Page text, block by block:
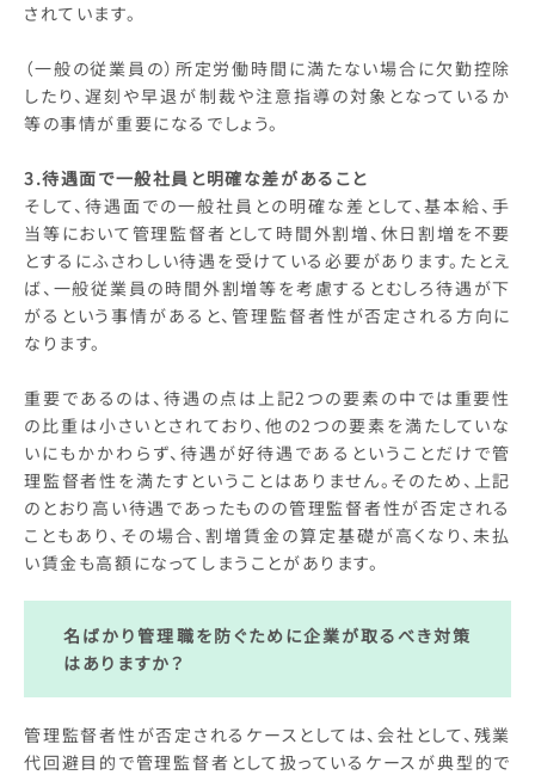
されています。
（一般の従業員の）所定労働時間に満たない場合に欠勤控除
したり、遅刻や早退が制裁や注意指導の対象となっているか
等の事情が重要になるでしょう。
3.待遇面で一般社員と明確な差があること
そして、待遇面での一般社員との明確な差として、基本給、手
当等において管理監督者として時間外割増、休日割増を不要
とするにふさわしい待遇を受けている必要があります。たとえ
ば、一般従業員の時間外割増等を考慮するとむしろ待遇が下
がるという事情があると、管理監督者性が否定される方向に
なります。
重要であるのは、待遇の点は上記2つの要素の中では重要性
の比重は小さいとされており、他の2つの要素を満たしていな
いにもかかわらず、待遇が好待遇であるということだけで管
理監督者性を満たすということはありません。そのため、上記
のとおり高い待遇であったものの管理監督者性が否定される
こともあり、その場合、割増賃金の算定基礎が高くなり、未払
い賃金も高額になってしまうことがあります。
名ばかり管理職を防ぐために企業が取るべき対策
はありますか？
管理監督者性が否定されるケースとしては、会社として、残業
代回避目的で管理監督者として扱っているケースが典型的で